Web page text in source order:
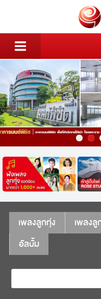
เพลงลูกทุ่ง เพลงลู
อัลบั้ม